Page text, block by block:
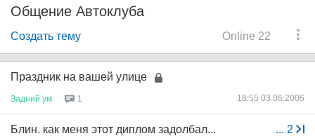
Общение Автоклуба
Online 22
Создать тему
Праздник на вашей улице
Задний ум 1 18:55 03.06.2006
... 2
Блин. как меня этот диплом задолбал...